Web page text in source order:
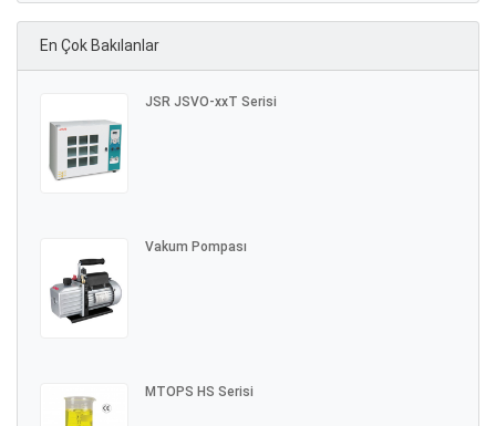
En Çok Bakılanlar
JSR JSVO-xxT Serisi
Vakum Pompası
MTOPS HS Serisi